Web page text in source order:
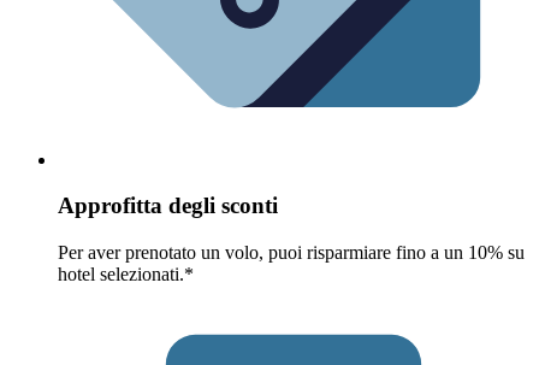
Approfitta degli sconti
Per aver prenotato un volo, puoi risparmiare fino a un 10% su
hotel selezionati.*